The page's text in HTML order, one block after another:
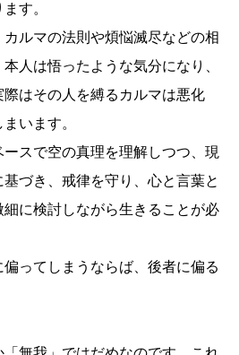
す。
ルマの法則や煩悩滅尽などの相
人は悟ったような気分になり、
はその人を縛るカルマは悪化
います。
スで空の真理を理解しつつ、現
づき、戒律を守り、心と言葉と
に検討しながら生きることが必
ってしまうならば、後者に偏る